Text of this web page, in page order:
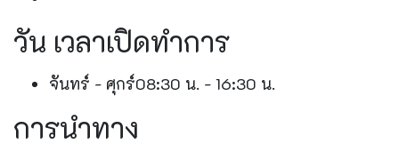
วัน เวลาเปิดทำการ
จันทร์ - ศุกร์08:30 น. - 16:30 น.
การนำทาง